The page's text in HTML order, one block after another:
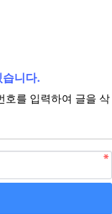
니다.
호를 입력하여 글을 삭